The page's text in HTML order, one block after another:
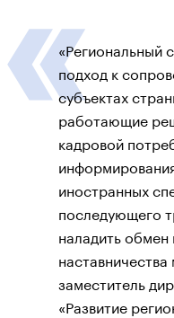
«Региональный
подход к
субъектах
работающие
кадровой
иностранных
последующего
наладить
заместитель
«Развитие